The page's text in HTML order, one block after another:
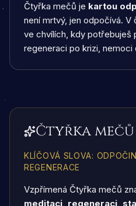
Čtyřka mečů je kartou
není mrtvý, jen odpočívá.
ve chvílích, kdy potřebuješ
regeneraci po krizi, nemoci
Čtyřka
KLÍČOVÁ SLOVA:
REGENERACE
Vzpřímená Čtyřka mečů
meditaci, regeneraci,